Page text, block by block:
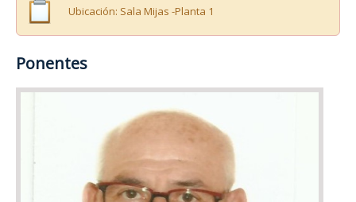
Ubicación: Sala Mijas -Planta 1
Ponentes